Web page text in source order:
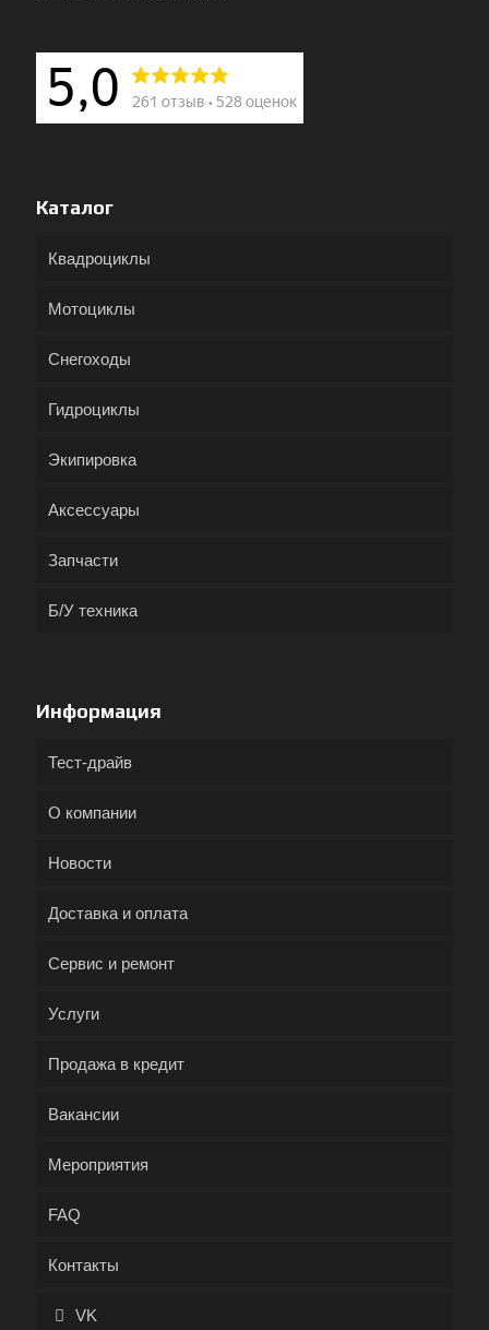
Каталог
Квадроциклы
Мотоциклы
Снегоходы
Гидроциклы
Экипировка
Аксессуары
Запчасти
Б/У техника
Информация
Тест-драйв
О компании
Новости
Доставка и оплата
Сервис и ремонт
Услуги
Продажа в кредит
Вакансии
Мероприятия
FAQ
Контакты
VK